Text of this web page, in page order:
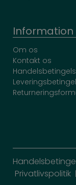
Information
Om os
Kontakt os
Privatlivspolitik